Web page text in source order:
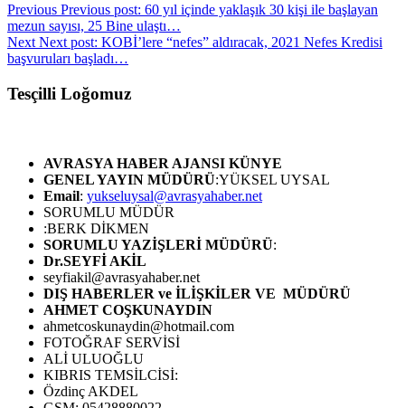
Previous Previous post: 60 yıl içinde yaklaşık 30 kişi ile başlayan
mezun sayısı, 25 Bine ulaştı…
Next Next post: KOBİ’lere “nefes” aldıracak, 2021 Nefes Kredisi
başvuruları başladı…
Tesçilli Loğomuz
AVRASYA HABER AJANSI KÜNYE
GENEL YAYIN MÜDÜRÜ:YÜKSEL UYSAL
Email: yukseluysal@avrasyahaber.net
SORUMLU MÜDÜR
:BERK DİKMEN
SORUMLU YAZİŞLERİ MÜDÜRÜ:
Dr.SEYFİ AKİL
seyfiakil@avrasyahaber.net
DIŞ HABERLER ve İLİŞKİLER VE MÜDÜRÜ
AHMET COŞKUNAYDIN
ahmetcoskunaydin@hotmail.com
FOTOĞRAF SERVİSİ
ALİ ULUOĞLU
KIBRIS TEMSİLCİSİ:
Özdinç AKDEL